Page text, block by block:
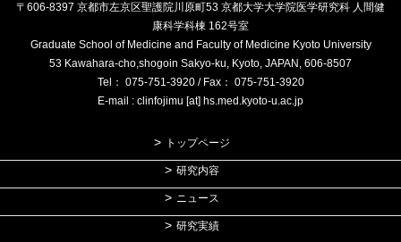
〒606-8397 京都市左京区聖護院川原町53 京都大学大学院医学研究科 人間健
康科学科棟 162号室
Graduate School of Medicine and Faculty of Medicine Kyoto University
53 Kawahara-cho,shogoin Sakyo-ku, Kyoto, JAPAN, 606-8507
Tel： 075-751-3920 / Fax： 075-751-3920
E-mail : clinfojimu [at] hs.med.kyoto-u.ac.jp
トップページ
研究内容
ニュース
研究実績